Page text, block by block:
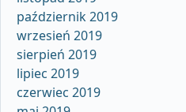
październik 2019
wrzesień 2019
sierpień 2019
lipiec 2019
czerwiec 2019